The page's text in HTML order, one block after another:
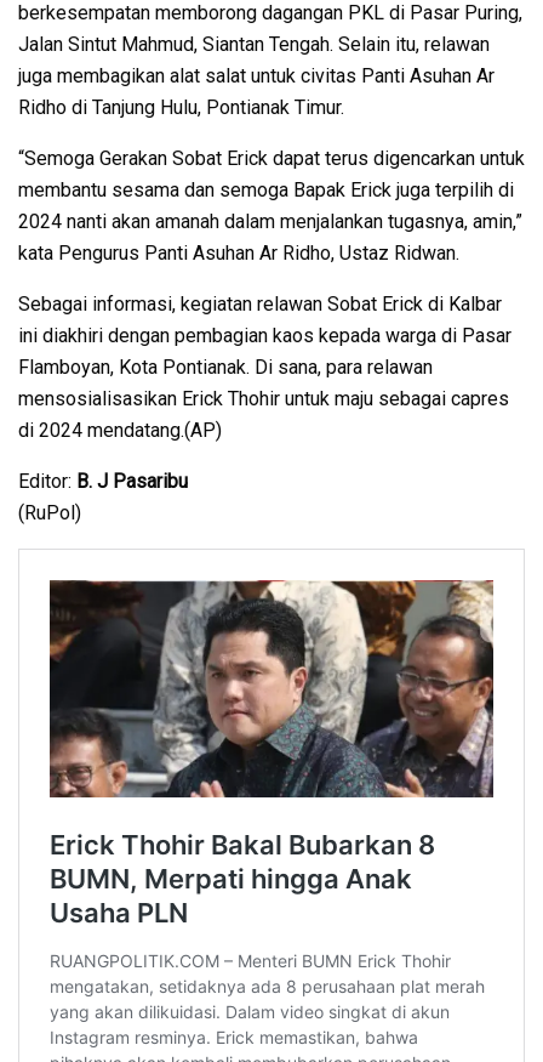
berkesempatan memborong dagangan PKL di Pasar Puring,
Jalan Sintut Mahmud, Siantan Tengah. Selain itu, relawan
juga membagikan alat salat untuk civitas Panti Asuhan Ar
Ridho di Tanjung Hulu, Pontianak Timur.
“Semoga Gerakan Sobat Erick dapat terus digencarkan untuk
membantu sesama dan semoga Bapak Erick juga terpilih di
2024 nanti akan amanah dalam menjalankan tugasnya, amin,”
kata Pengurus Panti Asuhan Ar Ridho, Ustaz Ridwan.
Sebagai informasi, kegiatan relawan Sobat Erick di Kalbar
ini diakhiri dengan pembagian kaos kepada warga di Pasar
Flamboyan, Kota Pontianak. Di sana, para relawan
mensosialisasikan Erick Thohir untuk maju sebagai capres
di 2024 mendatang.(AP)
Editor: B. J Pasaribu
(RuPol)